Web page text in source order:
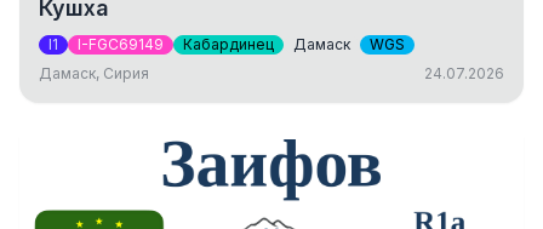
Кушха
I1 I-FGC69149 Кабардинец Дамаск
WGS
Дамаск, Сирия
24.07.2026